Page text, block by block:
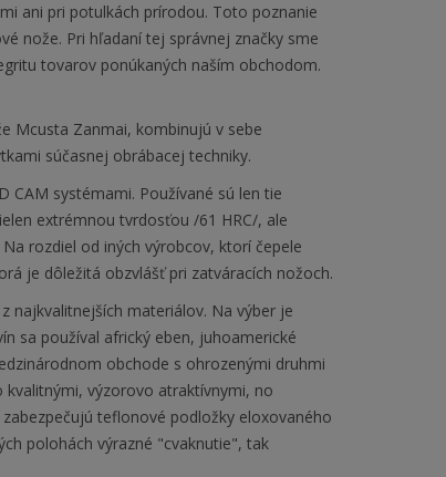
ani pri potulkách prírodou. Toto poznanie
nože. Pri hľadaní tej správnej značky sme
tovarov ponúkaných naším obchodom.
Mcusta Zanmai, kombinujú v sebe
súčasnej obrábacej techniky.
systémami. Používané sú len tie
extrémnou tvrdosťou /61 HRC/, ale
rozdiel od iných výrobcov, ktorí čepele
je dôležitá obzvlášť pri zatváracích nožoch.
najkvalitnejších materiálov. Na výber je
sa používal africký eben, juhoamerické
obchode s ohrozenými druhmi
kvalitnými, výzorovo atraktívnymi, no
teflonové podložky eloxovaného
polohách výrazné "cvaknutie", tak